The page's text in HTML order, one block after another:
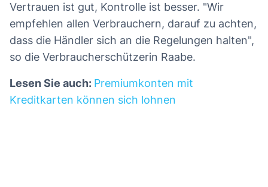
Vertrauen ist gut, Kontrolle ist besser. "Wir
empfehlen allen Verbrauchern, darauf zu achten,
dass die Händler sich an die Regelungen halten",
so die Verbraucherschützerin Raabe.
Lesen Sie auch: Premiumkonten mit
Kreditkarten können sich lohnen